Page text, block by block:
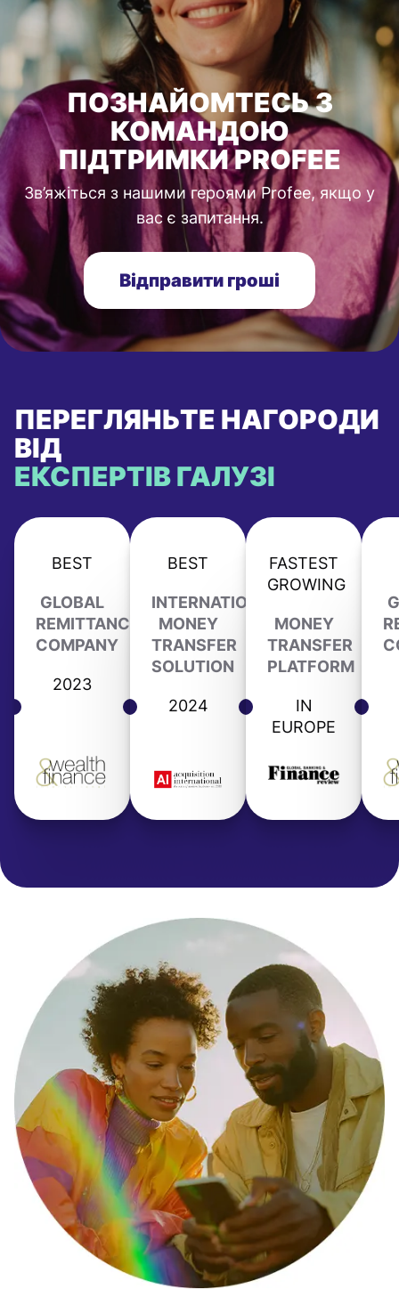
ПОЗНАЙОМТЕСЬ З
КОМАНДОЮ
ПІДТРИМКИ PROFEE
Зв’яжіться з нашими героями Profee, якщо у
вас є запитання.
Відправити гроші
ПЕРЕГЛЯНЬТЕ НАГОРОДИ
ВІД
ЕКСПЕРТІВ ГАЛУЗІ
BEST
GLOBAL
REMITTANCE
COMPANY
2023
BEST
INTERNATIONAL
MONEY
TRANSFER
SOLUTION
2024
FASTEST
GROWING
MONEY
TRANSFER
PLATFORM
IN
EUROPE